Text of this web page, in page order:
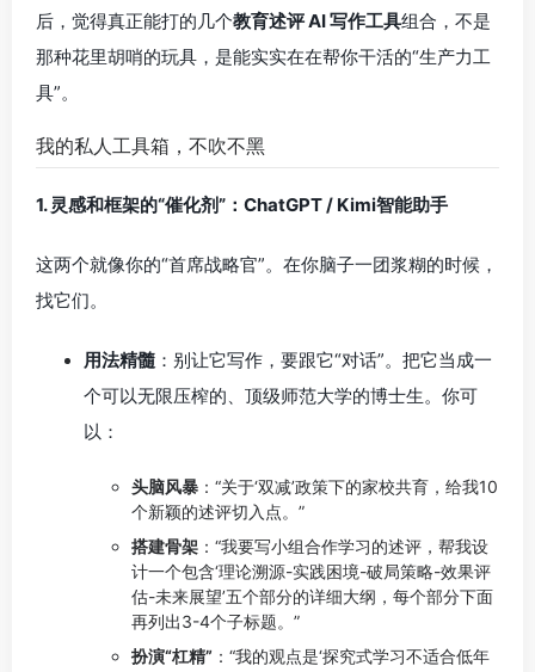
后，觉得真正能打的几个教育述评 AI 写作工具组合，不是
那种花里胡哨的玩具，是能实实在在帮你干活的“生产力工
具”。
我的私人工具箱，不吹不黑
1. 灵感和框架的“催化剂”：ChatGPT / Kimi智能助手
这两个就像你的“首席战略官”。在你脑子一团浆糊的时候，
找它们。
用法精髓 ：别让它写作，要跟它“对话”。把它当成一
个可以无限压榨的、顶级师范大学的博士生。你可
以：
头脑风暴 ：“关于‘双减’政策下的家校共育，给我10
个新颖的述评切入点。”
搭建骨架 ：“我要写小组合作学习的述评，帮我设
计一个包含‘理论溯源-实践困境-破局策略-效果评
估-未来展望’五个部分的详细大纲，每个部分下面
再列出3-4个子标题。”
扮演“杠精” ：“我的观点是‘探究式学习不适合低年